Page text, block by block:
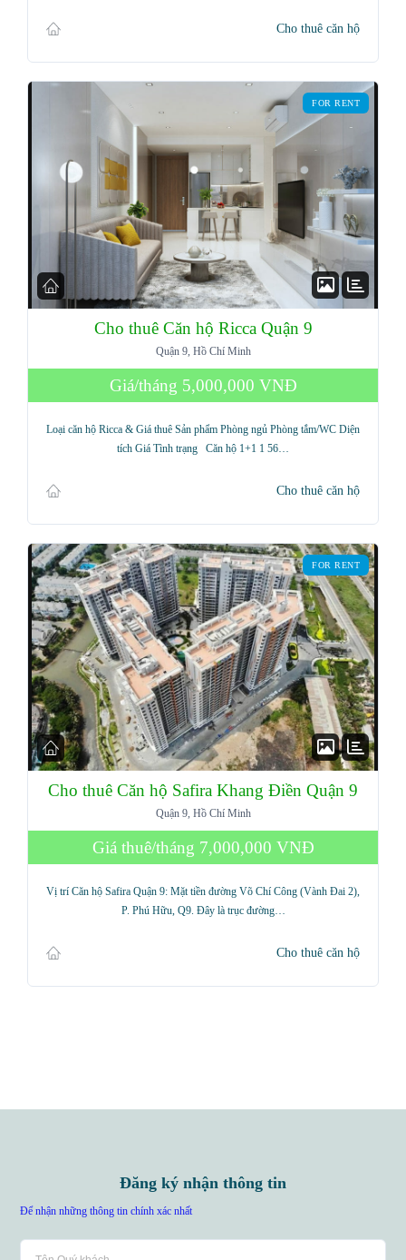
Cho thuê căn hộ
FOR RENT
Cho thuê Căn hộ Ricca Quận 9
Quận 9, Hồ Chí Minh
Giá/tháng 5,000,000 VNĐ
Loại căn hộ Ricca & Giá thuê Sản phẩm Phòng ngủ Phòng tắm/WC Diện
tích Giá Tình trạng Căn hộ 1+1 1 56…
Cho thuê căn hộ
FOR RENT
Cho thuê Căn hộ Safira Khang Điền Quận 9
Quận 9, Hồ Chí Minh
Giá thuê/tháng 7,000,000 VNĐ
Vị trí Căn hộ Safira Quận 9: Mặt tiền đường Võ Chí Công (Vành Đai 2),
P. Phú Hữu, Q9. Đây là trục đường…
Cho thuê căn hộ
Đăng ký nhận thông tin
Để nhận những thông tin chính xác nhất
Lost your password?